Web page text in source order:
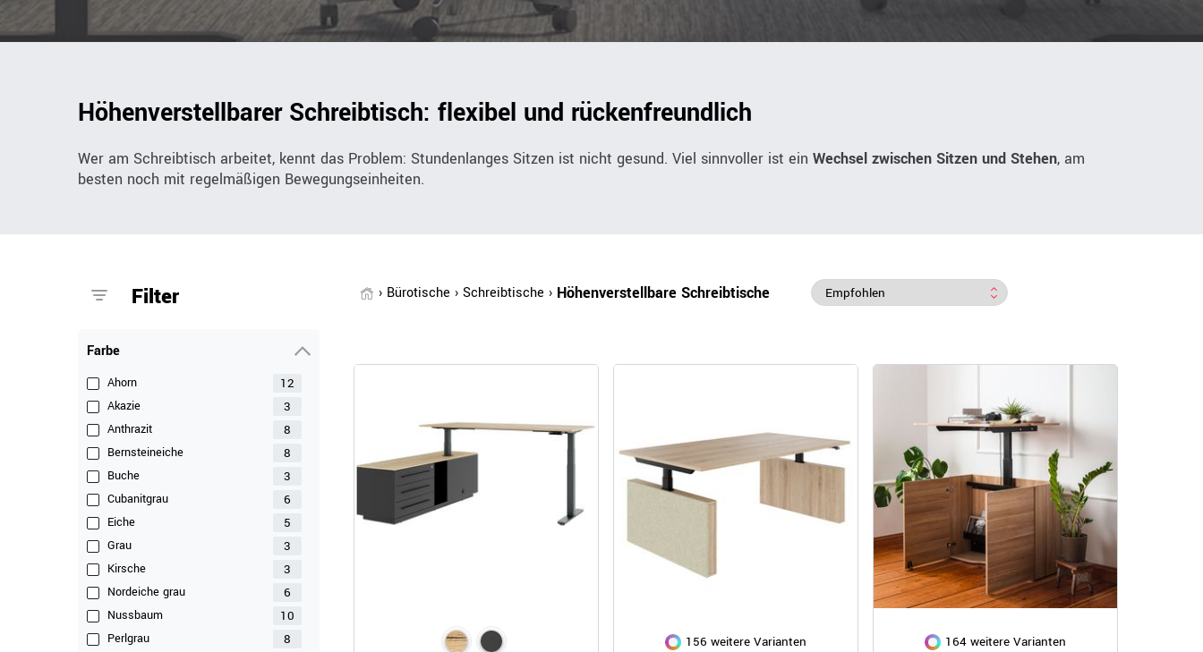
Rollcontainer
Chefbüros
Schirmständer
Höhenverstellbarer Schreibtisch: flexibel und rückenfreundlich
Wer am Schreibtisch arbeitet, kennt das Problem: Stundenlanges Sitzen ist nicht gesund. Viel sinnvoller ist ein Wechsel zwischen Sitzen und Stehen, am
besten noch mit regelmäßigen Bewegungseinheiten.
Filter
Farbe
Ahorn 12
Akazie 3
Anthrazit 8
Bernsteineiche 8
Buche 3
Cubanitgrau 6
Eiche 5
Grau 3
Kirsche 3
Nordeiche grau 6
Nussbaum 10
Perlgrau 8
Bürotische Schreibtische Höhenverstellbare Schreibtische
156 weitere Varianten 164 weitere Varianten